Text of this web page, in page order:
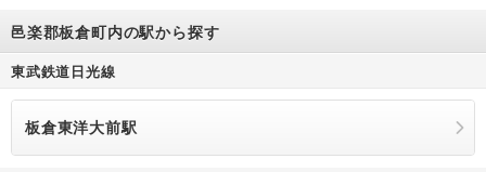
邑楽郡板倉町内の駅から探す
東武鉄道日光線
板倉東洋大前駅